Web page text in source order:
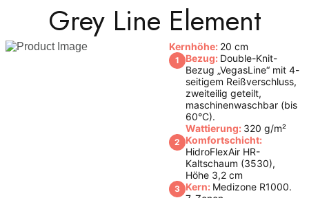
Grey Line Element
Kernhöhe: 20 cm
1 Bezug: Double-Knit-
Bezug „VegasLine“ mit 4-
seitigem Reißverschluss,
zweiteilig geteilt,
maschinenwaschbar (bis
60°C).
Wattierung: 320 g/m²
2
Komfortschicht:
HidroFlexAir HR-
Kaltschaum (3530),
Höhe 3,2 cm
3 Kern: Medizone R1000.